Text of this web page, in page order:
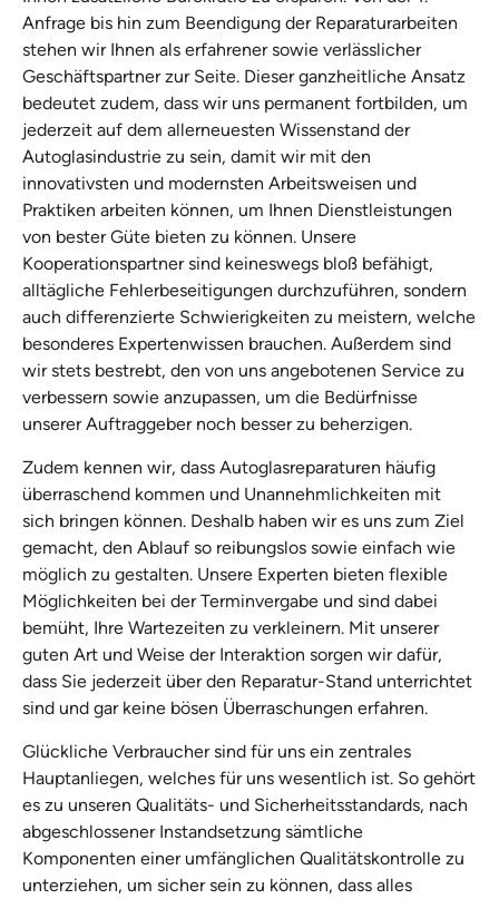
Anfrage bis hin zum Beendigung der Reparaturarbeiten
stehen wir Ihnen als erfahrener sowie verlässlicher
Geschäftspartner zur Seite. Dieser ganzheitliche Ansatz
bedeutet zudem, dass wir uns permanent fortbilden, um
jederzeit auf dem allerneuesten Wissenstand der
Autoglasindustrie zu sein, damit wir mit den
innovativsten und modernsten Arbeitsweisen und
Praktiken arbeiten können, um Ihnen Dienstleistungen
von bester Güte bieten zu können. Unsere
Kooperationspartner sind keineswegs bloß befähigt,
alltägliche Fehlerbeseitigungen durchzuführen, sondern
auch differenzierte Schwierigkeiten zu meistern, welche
besonderes Expertenwissen brauchen. Außerdem sind
wir stets bestrebt, den von uns angebotenen Service zu
verbessern sowie anzupassen, um die Bedürfnisse
unserer Auftraggeber noch besser zu beherzigen.
Zudem kennen wir, dass Autoglasreparaturen häufig
überraschend kommen und Unannehmlichkeiten mit
sich bringen können. Deshalb haben wir es uns zum Ziel
gemacht, den Ablauf so reibungslos sowie einfach wie
möglich zu gestalten. Unsere Experten bieten flexible
Möglichkeiten bei der Terminvergabe und sind dabei
bemüht, Ihre Wartezeiten zu verkleinern. Mit unserer
guten Art und Weise der Interaktion sorgen wir dafür,
dass Sie jederzeit über den Reparatur-Stand unterrichtet
sind und gar keine bösen Überraschungen erfahren.
Glückliche Verbraucher sind für uns ein zentrales
Hauptanliegen, welches für uns wesentlich ist. So gehört
es zu unseren Qualitäts- und Sicherheitsstandards, nach
abgeschlossener Instandsetzung sämtliche
Komponenten einer umfänglichen Qualitätskontrolle zu
unterziehen, um sicher sein zu können, dass alles